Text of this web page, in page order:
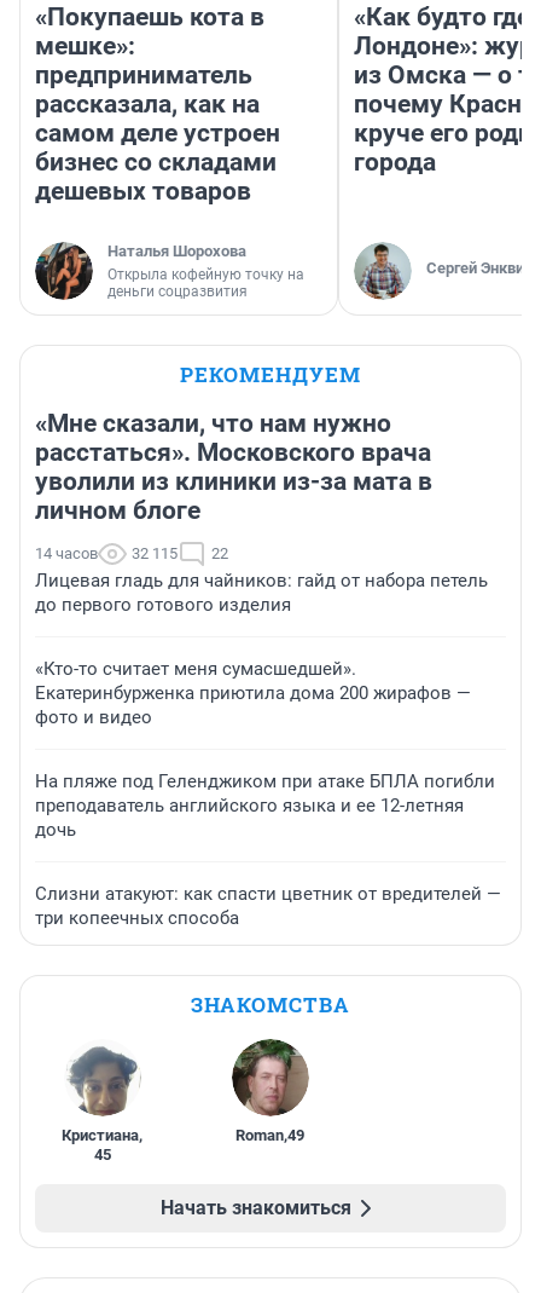
«Покупаешь кота в
мешке»:
предприниматель
рассказала, как на
самом деле устроен
бизнес со складами
дешевых товаров
Наталья Шорохова
Открыла кофейную точку на
деньги соцразвития
«Как будто
Лондоне»:
из Омска — о
почему
круче его
города
Сергей Энквист
РЕКОМЕНДУЕМ
«Мне сказали, что нам нужно
расстаться». Московского врача
уволили из клиники из-за мата в
личном блоге
14 часов 32 115 22
Лицевая гладь для чайников: гайд от набора петель
до первого готового изделия
«Кто-то считает меня сумасшедшей».
Екатеринбурженка приютила дома 200 жирафов —
фото и видео
На пляже под Геленджиком при атаке БПЛА погибли
преподаватель английского языка и ее 12-летняя
дочь
Слизни атакуют: как спасти цветник от вредителей —
три копеечных способа
ЗНАКОМСТВА
Кристиана,
45
Roman,49
Начать знакомиться